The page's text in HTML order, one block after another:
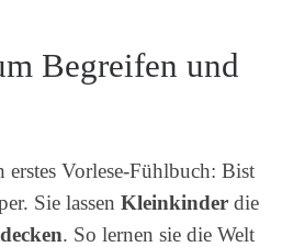
Begreifen und
erstes Vorlese-Fühlbuch: Bist
Sie lassen Kleinkinder die
. So lernen sie die Welt